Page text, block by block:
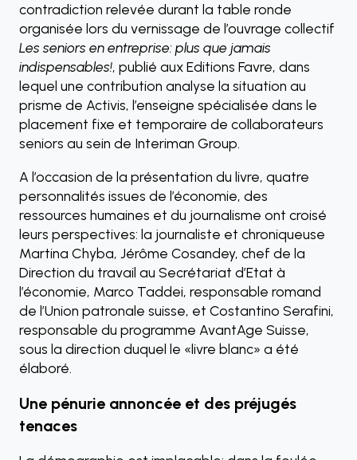
contradiction relevée durant la table ronde
organisée lors du vernissage de l’ouvrage collectif
Les seniors en entreprise: plus que jamais
indispensables!, publié aux Editions Favre, dans
lequel une contribution analyse la situation au
prisme de Activis, l’enseigne spécialisée dans le
placement fixe et temporaire de collaborateurs
seniors au sein de Interiman Group.
A l’occasion de la présentation du livre, quatre
personnalités issues de l’économie, des
ressources humaines et du journalisme ont croisé
leurs perspectives: la journaliste et chroniqueuse
Martina Chyba, Jérôme Cosandey, chef de la
Direction du travail au Secrétariat d’Etat à
l’économie, Marco Taddei, responsable romand
de l’Union patronale suisse, et Costantino Serafini,
responsable du programme AvantAge Suisse,
sous la direction duquel le «livre blanc» a été
élaboré.
Une pénurie annoncée et des préjugés
tenaces